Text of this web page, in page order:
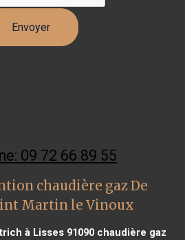
09 72 66 89 55
chaudière gaz De
Martin le Vinoux
à Lisses 91090chaudière gaz